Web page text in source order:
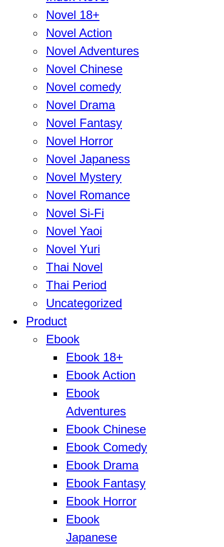
Novel 18+
Novel Action
Novel Adventures
Novel Chinese
Novel comedy
Novel Drama
Novel Fantasy
Novel Horror
Novel Japaness
Novel Mystery
Novel Romance
Novel Si-Fi
Novel Yaoi
Novel Yuri
Thai Novel
Thai Period
Uncategorized
Product
Ebook
Ebook 18+
Ebook Action
Ebook
Adventures
Ebook Chinese
Ebook Comedy
Ebook Drama
Ebook Fantasy
Ebook Horror
Ebook
Japanese